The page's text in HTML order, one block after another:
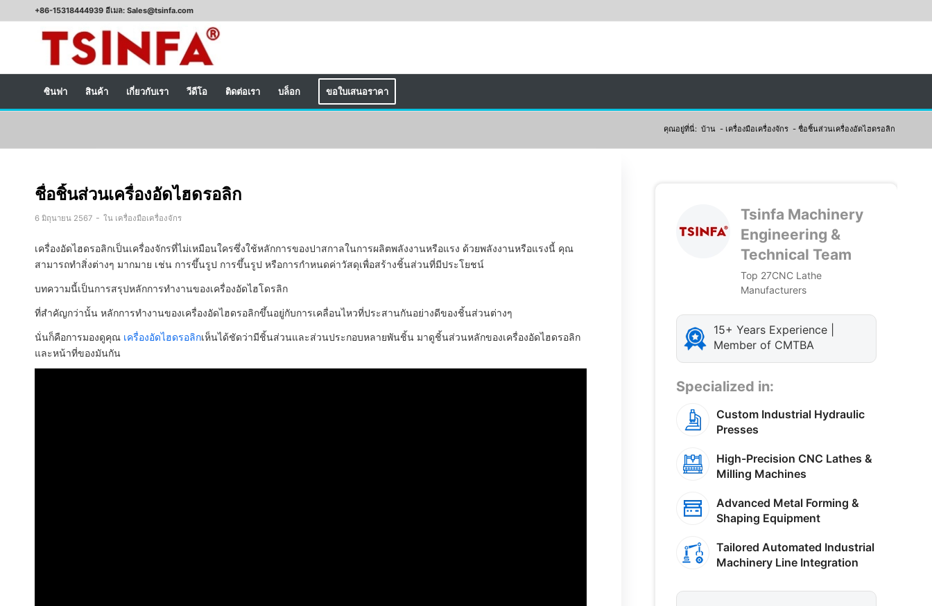
+86-15318444939 อีเมล: Sales@tsinfa.com
ซินฟา สินค้า เกี่ยวกับเรา วีดีโอ ติดต่อเรา บล็อก ขอใบเสนอราคา
คุณอยู่ที่นี่: บ้าน - เครื่องมือเครื่องจักร - ชื่อชิ้นส่วนเครื่องอัดไฮดรอลิก
ชื่อชิ้นส่วนเครื่องอัดไฮดรอลิก
6 มิถุนายน 2567 - ใน เครื่องมือเครื่องจักร
เครื่องอัดไฮดรอลิกเป็นเครื่องจักรที่ไม่เหมือนใครซึ่งใช้หลักการของปาสกาลในการผลิตพลังงานหรือแรง ด้วยพลังงานหรือแรงนี้ คุณ
สามารถทำสิ่งต่างๆ มากมาย เช่น การขึ้นรูป การขึ้นรูป หรือการกำหนดค่าวัสดุเพื่อสร้างชิ้นส่วนที่มีประโยชน์
บทความนี้เป็นการสรุปหลักการทำงานของเครื่องอัดไฮโดรลิก
ที่สำคัญกว่านั้น หลักการทำงานของเครื่องอัดไฮดรอลิกขึ้นอยู่กับการเคลื่อนไหวที่ประสานกันอย่างดีของชิ้นส่วนต่างๆ
นั่นก็คือการมองดูคุณ เครื่องอัดไฮดรอลิกเห็นได้ชัดว่ามีชิ้นส่วนและส่วนประกอบหลายพันชิ้น มาดูชิ้นส่วนหลักของเครื่องอัดไฮดรอลิก
และหน้าที่ของมันกัน
Tsinfa Machinery
Engineering &
Technical Team
Top 27CNC Lathe
Manufacturers
15+ Years Experience |
Member of CMTBA
Specialized in:
Custom Industrial Hydraulic
Presses
High-Precision CNC Lathes &
Milling Machines
Advanced Metal Forming &
Shaping Equipment
Tailored Automated Industrial
Machinery Line Integration